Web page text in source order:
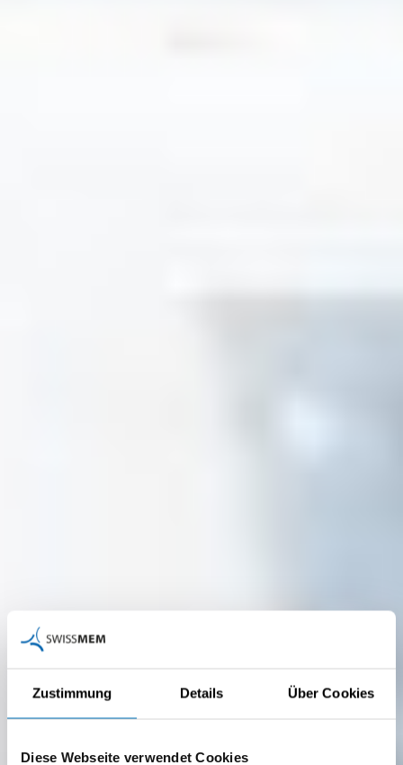
Zustimmung Details Über Cookies
Diese Webseite verwendet Cookies